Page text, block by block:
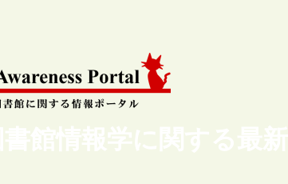
書館情報学に関する最